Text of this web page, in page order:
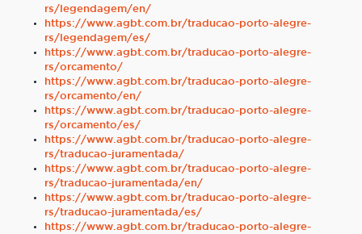
rs/legendagem/en/
https://www.agbt.com.br/traducao-porto-alegre-
rs/legendagem/es/
https://www.agbt.com.br/traducao-porto-alegre-
rs/orcamento/
https://www.agbt.com.br/traducao-porto-alegre-
rs/orcamento/en/
https://www.agbt.com.br/traducao-porto-alegre-
rs/orcamento/es/
https://www.agbt.com.br/traducao-porto-alegre-
rs/traducao-juramentada/
https://www.agbt.com.br/traducao-porto-alegre-
rs/traducao-juramentada/en/
https://www.agbt.com.br/traducao-porto-alegre-
rs/traducao-juramentada/es/
https://www.agbt.com.br/traducao-porto-alegre-